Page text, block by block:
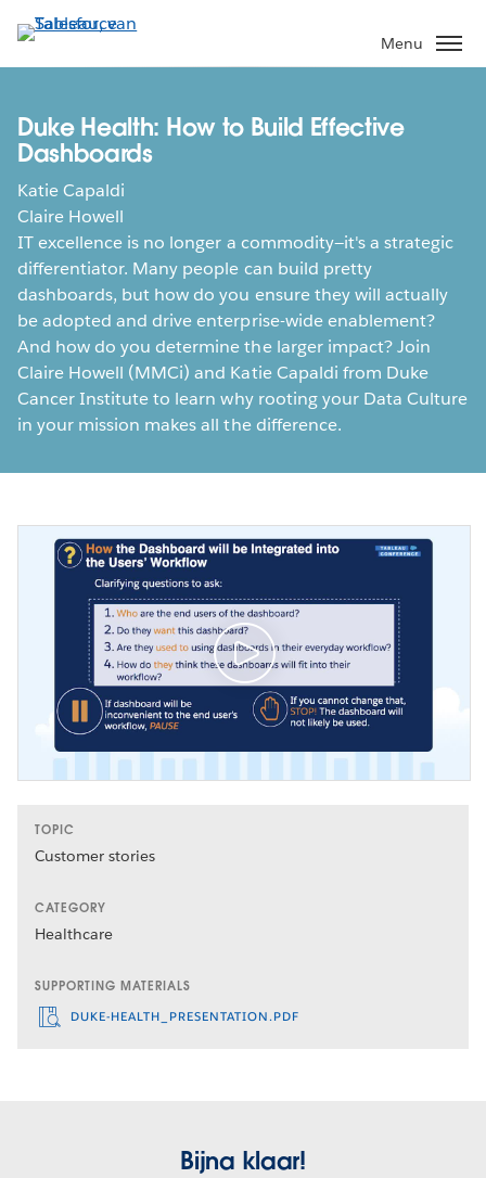
Verder
naar
hoofdinhoud
Menu
Duke Health: How to Build Effective
Dashboards
Katie Capaldi
Claire Howell
IT excellence is no longer a commodity—it's a strategic
differentiator. Many people can build pretty
dashboards, but how do you ensure they will actually
be adopted and drive enterprise-wide enablement?
And how do you determine the larger impact? Join
Claire Howell (MMCi) and Katie Capaldi from Duke
Cancer Institute to learn why rooting your Data Culture
in your mission makes all the difference.
TOPIC
Customer stories
CATEGORY
Healthcare
SUPPORTING MATERIALS
DUKE-HEALTH_PRESENTATION.PDF
Bijna klaar!